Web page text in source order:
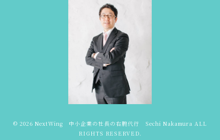
© 2026 NextWing 中小企業の社長の右腕代行 Sechi Nakamura ALL
RIGHTS RESERVED.